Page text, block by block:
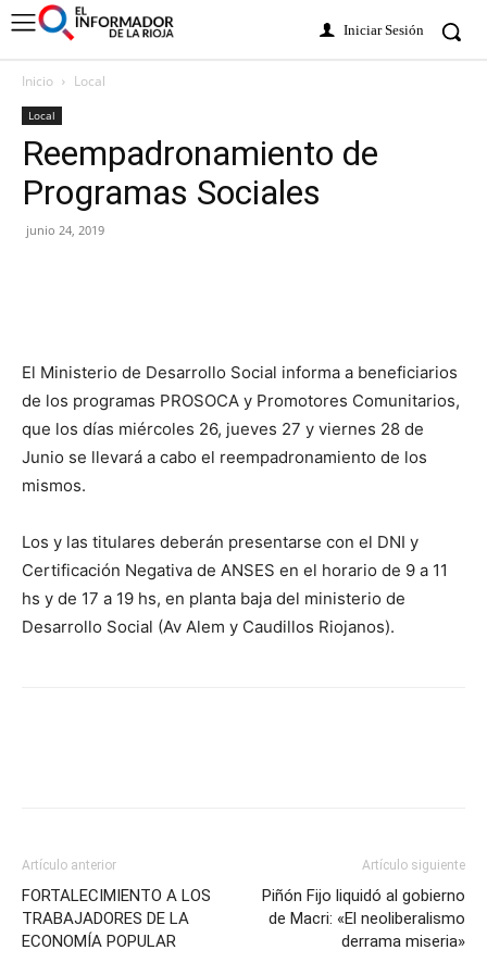
Iniciar Sesión
Inicio Local
Local
Reempadronamiento de
Programas Sociales
junio 24, 2019
El Ministerio de Desarrollo Social informa a beneficiarios
de los programas PROSOCA y Promotores Comunitarios,
que los días miércoles 26, jueves 27 y viernes 28 de
Junio se llevará a cabo el reempadronamiento de los
mismos.
Los y las titulares deberán presentarse con el DNI y
Certificación Negativa de ANSES en el horario de 9 a 11
hs y de 17 a 19 hs, en planta baja del ministerio de
Desarrollo Social (Av Alem y Caudillos Riojanos).
Artículo anterior
FORTALECIMIENTO A LOS
TRABAJADORES DE LA
ECONOMÍA POPULAR
Artículo siguiente
Piñón Fijo liquidó al gobierno
de Macri: «El neoliberalismo
derrama miseria»